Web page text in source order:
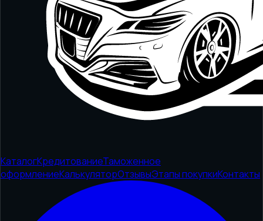
КаталогКредитованиеТаможенное
оформлениеКалькуляторОтзывыЭтапы покупкиКонтакты